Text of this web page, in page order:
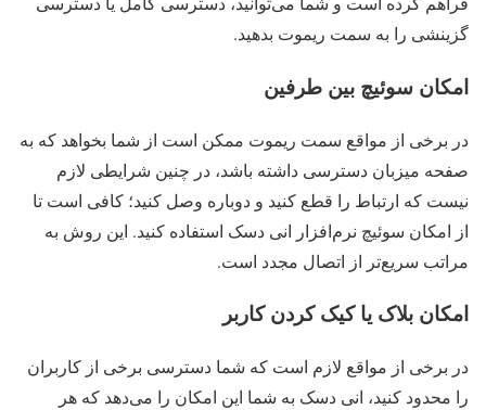
گزینشی را به‌ سمت ریموت بدهید.
امکان سوئیچ بین طرفین
در برخی از مواقع سمت ریموت ممکن است از شما بخواهد که به
صفحه میزبان دسترسی داشته باشد، در چنین شرایطی لازم
نیست که ارتباط را قطع کنید و دوباره وصل کنید؛ کافی است تا
از امکان سوئیچ نرم‌افزار انی دسک استفاده کنید. این روش به
مراتب سریع‌تر از اتصال مجدد است.
امکان بلاک یا کیک کردن کاربر
در برخی از مواقع لازم است که شما دسترسی برخی از کاربران
را محدود کنید، انی دسک به شما این امکان را می‌دهد که هر